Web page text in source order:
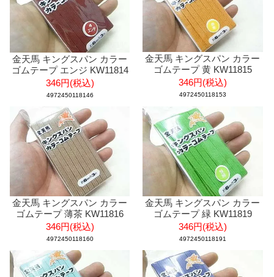
金天馬 キングスパン カラー
ゴムテープ エンジ KW11814
346円(税込)
4972450118146
金天馬 キングスパン カラー
ゴムテープ 黄 KW11815
346円(税込)
4972450118153
金天馬 キングスパン カラー
ゴムテープ 薄茶 KW11816
346円(税込)
4972450118160
金天馬 キングスパン カラー
ゴムテープ 緑 KW11819
346円(税込)
4972450118191